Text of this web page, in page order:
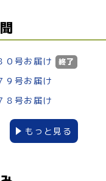
０号お届け 終了
９号お届け
８号お届け
もっと見る